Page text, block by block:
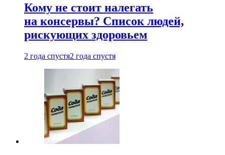
Кому не стоит налегать
на консервы? Список людей,
рискующих здоровьем
2 года спустя2 года спустя